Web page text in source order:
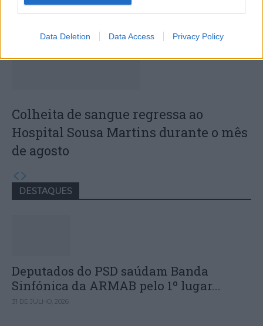
Data Deletion Data Access Privacy Policy
Colheita de sangue regressa ao
Hospital Sousa Martins durante o mês
de agosto
DESTAQUES
Deputados do PSD saúdam Banda
Sinfónica da ARMAB pelo 1º lugar...
31 DE JULHO, 2026